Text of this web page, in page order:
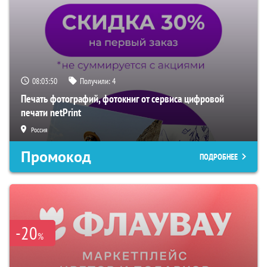
08:03:49 Получили:4
Печать фотографий, фотокниг от сервиса цифровой
печати netPrint
Россия
Промокод ПОДРОБНЕЕ
-20%